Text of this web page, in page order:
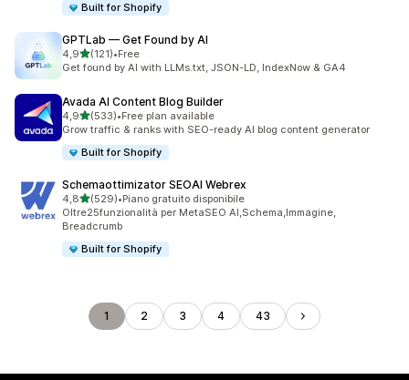
Built for Shopify
GPTLab — Get Found by AI
4,9stelle su 5
(121)
121 recensioni totali
•Free
Get found by AI with LLMs.txt, JSON-LD, IndexNow & GA4
Avada AI Content Blog Builder
4,9stelle su 5
(533)
533 recensioni totali
•Free plan available
Grow traffic & ranks with SEO-ready AI blog content generator
Built for Shopify
Schemaottimizator SEOAI Webrex
4,8stelle su 5
(529)
529 recensioni totali
•Piano gratuito disponibile
Oltre25funzionalità per MetaSEO AI,Schema,Immagine,
Breadcrumb
Built for Shopify
1 2 3 4 43